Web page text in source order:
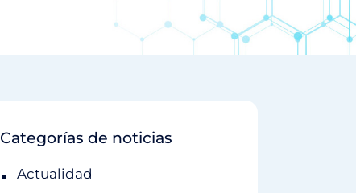
Categorías de noticias
Actualidad